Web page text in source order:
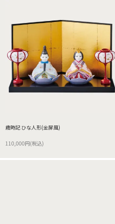
歳時記 ひな人形(金屏風)
110,000円(税込)